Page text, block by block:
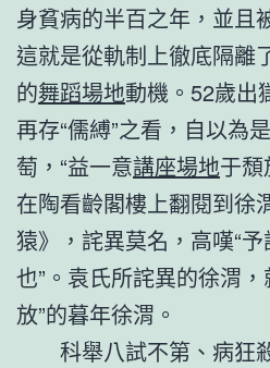
身貧病的半百之年，並
這就是從軌制上徹底隔離
的舞蹈場地動機。52歲出
再存“儒縛”之看，自以為
萄，“益一意講座場地于頹
在陶看齡閣樓上翻閱到徐
猿》，詫異莫名，高嘆“
也”。袁氏所詫異的徐渭
放”的暮年徐渭。
科舉八試不第、病狂